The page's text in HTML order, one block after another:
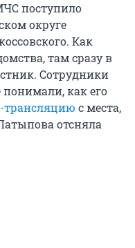
поступило
округе
Как
там сразу в
Сотрудники
как его
трансляцию с места,
отсняла